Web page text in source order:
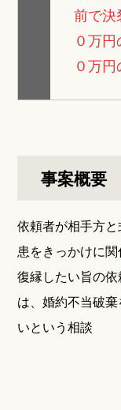
前で決
０万
０万
事案概要
依頼者が相手方
患をきっかけに関
復縁したい旨の
は、婚約不当破
いという相談